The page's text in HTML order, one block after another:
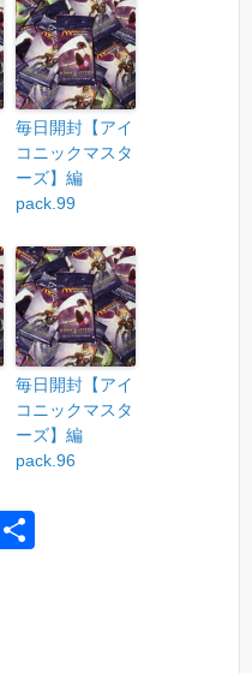
毎日開封【アイ
コニックマスタ
ーズ】編
pack.99
毎日開封【アイ
コニックマスタ
ーズ】編
pack.96
P